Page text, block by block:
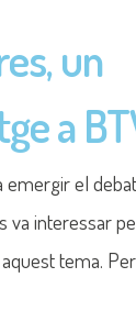
un
a
el
va interessar
tema.